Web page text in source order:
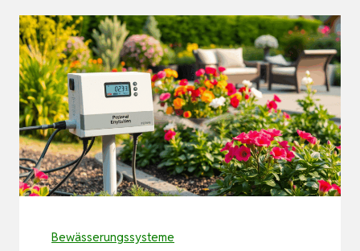
Bewässerungssysteme